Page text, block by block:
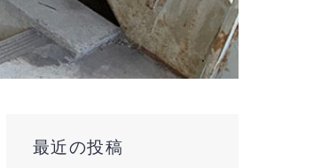
最近の投稿